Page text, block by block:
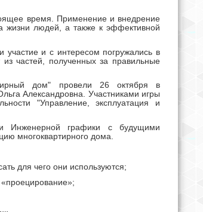
время. Применение и внедрение
жизни людей, а также к эффективной
участие и с интересом погружались в
частей, полученных за правильные
дом" провели 26 октября в
Александровна. Участниками игры
"Управление, эксплуатация и
Инженерной графики с будущими
многоквартирного дома.
для чего они используются;
«проецирование»;